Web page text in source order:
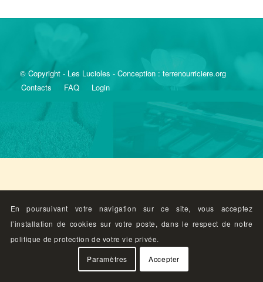
© Copyright - Les Lucioles - Conception : terrenourriciere.org
Contacts
FAQ Login
En poursuivant votre navigation sur ce site, vous acceptez
l’installation de cookies sur votre poste, dans le respect de notre
politique de protection de votre vie privée.
Paramètres Accepter